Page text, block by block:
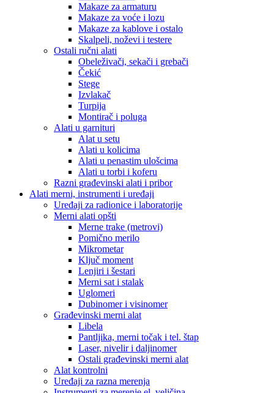
Makaze za armaturu
Makaze za voće i lozu
Makaze za kablove i ostalo
Skalpeli, noževi i testere
Ostali ručni alati
Obeleživači, sekači i grebači
Čekić
Stege
Izvlakač
Turpija
Montirač i poluga
Alati u garnituri
Alat u setu
Alati u kolicima
Alati u penastim ulošcima
Alati u torbi i koferu
Razni građevinski alati i pribor
Alati merni, instrumenti i uređaji
Uređaji za radionice i laboratorije
Merni alati opšti
Merne trake (metrovi)
Pomično merilo
Mikrometar
Ključ moment
Lenjiri i šestari
Merni sat i stalak
Uglomeri
Dubinomer i visinomer
Građevinski merni alat
Libela
Pantljika, merni točak i tel. štap
Laser, nivelir i daljinomer
Ostali građevinski merni alat
Alat kontrolni
Uređaji za razna merenja